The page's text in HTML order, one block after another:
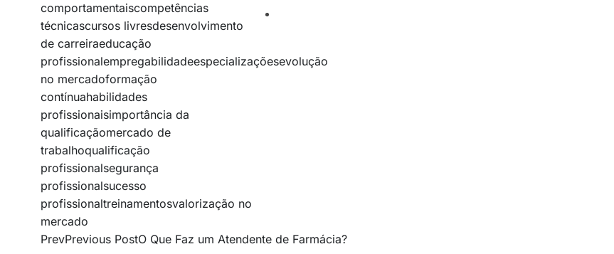
comportamentaiscompetências
técnicascursos livresdesenvolvimento
de carreiraeducação
profissionalempregabilidadeespecializaçõesevolução
no mercadoformação
contínuahabilidades
profissionaisimportância da
qualificaçãomercado de
trabalhoqualificação
profissionalsegurança
profissionalsucesso
profissionaltreinamentosvalorização no
mercado
PrevPrevious PostO Que Faz um Atendente de Farmácia?